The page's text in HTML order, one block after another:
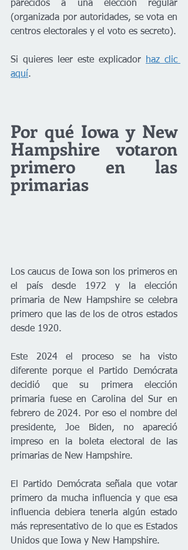
parecidos a una elección regular
(organizada por autoridades, se vota en
centros electorales y el voto es secreto).
Si quieres leer este explicador
haz clic
aquí.
Por qué Iowa y New
Hampshire votaron
primero en las
primarias
Los caucus de Iowa son los primeros en
el país desde 1972 y la elección
primaria de New Hampshire se celebra
primero que las de los de otros estados
desde 1920.
Este 2024 el proceso se ha visto
diferente porque el Partido Demócrata
decidió que su primera elección
primaria fuese en Carolina del Sur en
febrero de 2024. Por eso el nombre del
presidente, Joe Biden, no apareció
impreso en la boleta electoral de las
primarias de New Hampshire.
El Partido Demócrata señala que votar
primero da mucha influencia y que esa
influencia debiera tenerla algún estado
más representativo de lo que es Estados
Unidos que Iowa y New Hampshire.